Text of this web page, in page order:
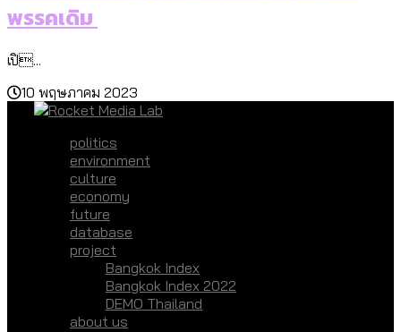
พรรคเดิม
เปิ...
10 พฤษภาคม 2023
politics
environment
culture
economy
future
database
project
Bangkok Index
Bangkok Index 2022
DEMO Thailand
about us